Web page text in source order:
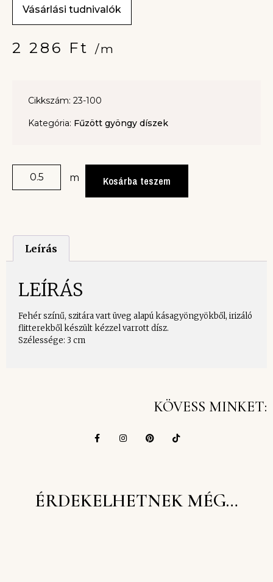
Vásárlási tudnivalók
2 286 Ft /m
Cikkszám: 23-100
Kategória: Fűzött gyöngy díszek
m Kosárba teszem
Leírás
LEÍRÁS
Fehér színű, szitára vart üveg alapú kásagyöngyökből, irizáló
flitterekből készült kézzel varrott dísz.
Szélessége: 3 cm
KÖVESS MINKET:
ÉRDEKELHETNEK MÉG…